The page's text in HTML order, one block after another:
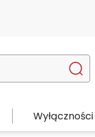
Wyłączności